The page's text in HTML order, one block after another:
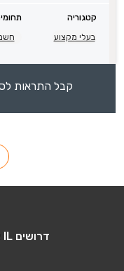
קטגוריה
בעלי מקצוע
קבל התראות
דרושים IL אתר הדרושים של ישראל